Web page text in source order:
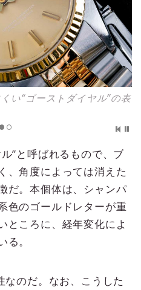
える
”と呼ばれるもので、ブ
、角度によっては消えた
だ。本個体は、シャンパ
色のゴールドレターが重
ところに、経年変化によ
。
なのだ。なお、こうした